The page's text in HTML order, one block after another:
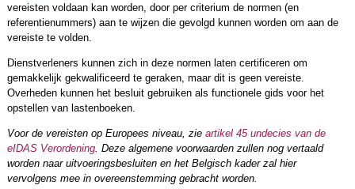
vereisten voldaan kan worden, door per criterium de normen (en
referentienummers) aan te wijzen die gevolgd kunnen worden om aan de
vereiste te volden.
Dienstverleners kunnen zich in deze normen laten certificeren om
gemakkelijk gekwalificeerd te geraken, maar dit is geen vereiste.
Overheden kunnen het besluit gebruiken als functionele gids voor het
opstellen van lastenboeken.
Voor de vereisten op Europees niveau, zie artikel 45 undecies van de
eIDAS Verordening. Deze algemene voorwaarden zullen nog vertaald
worden naar uitvoeringsbesluiten en het Belgisch kader zal hier
vervolgens mee in overeenstemming gebracht worden.